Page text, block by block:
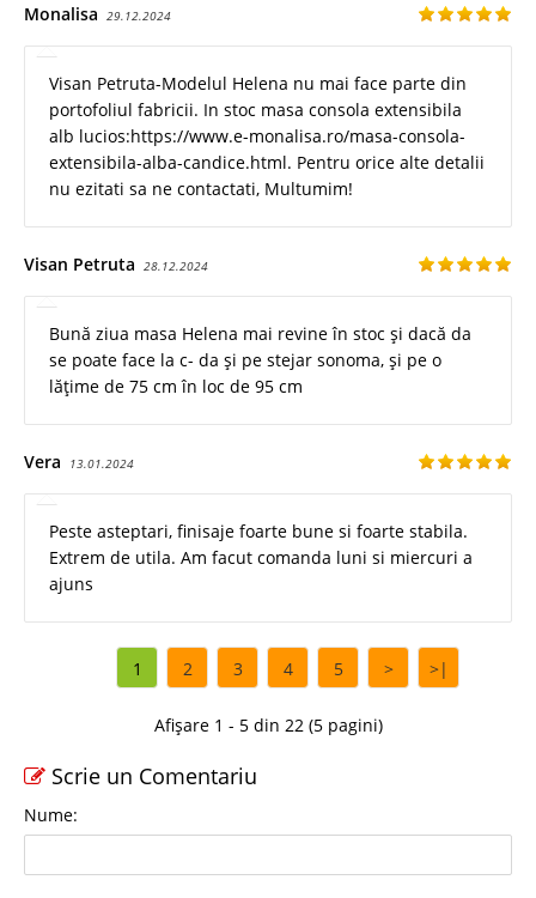
Monalisa 29.12.2024
Visan Petruta-Modelul Helena nu mai face parte din
portofoliul fabricii. In stoc masa consola extensibila
alb lucios:https://www.e-monalisa.ro/masa-consola-
extensibila-alba-candice.html. Pentru orice alte detalii
nu ezitati sa ne contactati, Multumim!
Visan Petruta 28.12.2024
Bună ziua masa Helena mai revine în stoc și dacă da
se poate face la c- da și pe stejar sonoma, și pe o
lățime de 75 cm în loc de 95 cm
Vera 13.01.2024
Peste asteptari, finisaje foarte bune si foarte stabila.
Extrem de utila. Am facut comanda luni si miercuri a
ajuns
1 2 3 4 5 > >|
Afișare 1 - 5 din 22 (5 pagini)
Scrie un Comentariu
Nume: